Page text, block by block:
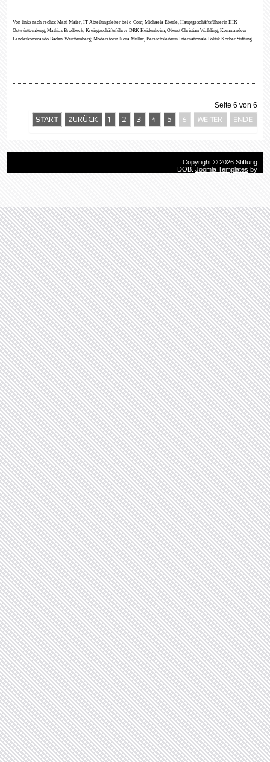
Von links nach rechts: Matti Maier, IT-Abteilungsleiter bei c-Com; Michaela Eberle, Hauptgeschäftsführerin IHK
Ostwürttemberg; Mathias Brodbeck, Kreisgeschäftsführer DRK Heidenheim; Oberst Christian Walkling, Kommandeur
Landeskommando Baden-Württemberg; Moderatorin Nora Müller, Bereichsleiterin Internationale Politik Körber Stiftung.
Seite 6 von 6
START
ZURÜCK 1 2 3 4 5 6 WEITER ENDE
Copyright © 2026 Stiftung
DOB. Joomla Templates by